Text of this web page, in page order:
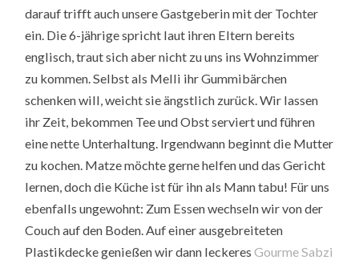
darauf trifft auch unsere Gastgeberin mit der Tochter
ein. Die 6-jährige spricht laut ihren Eltern bereits
englisch, traut sich aber nicht zu uns ins Wohnzimmer
zu kommen. Selbst als Melli ihr Gummibärchen
schenken will, weicht sie ängstlich zurück. Wir lassen
ihr Zeit, bekommen Tee und Obst serviert und führen
eine nette Unterhaltung. Irgendwann beginnt die Mutter
zu kochen. Matze möchte gerne helfen und das Gericht
lernen, doch die Küche ist für ihn als Mann tabu! Für uns
ebenfalls ungewohnt: Zum Essen wechseln wir von der
Couch auf den Boden. Auf einer ausgebreiteten
Plastikdecke genießen wir dann leckeresGourme Sabzi